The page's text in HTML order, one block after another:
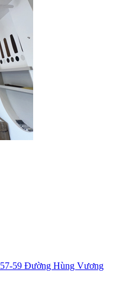
57-59 Đường Hùng Vương